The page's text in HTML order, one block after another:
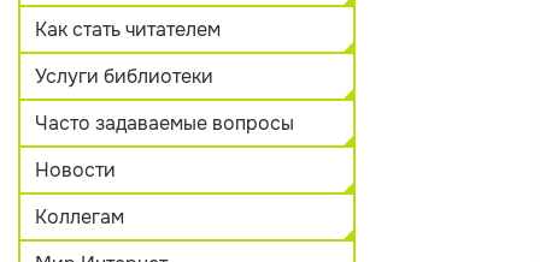
Как стать читателем
Услуги библиотеки
Часто задаваемые вопросы
Новости
Коллегам